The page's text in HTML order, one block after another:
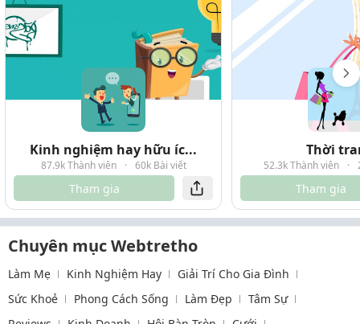
Kinh nghiệm hay hữu íc...
87.9k Thành viên · 60k Bài viết
Tham gia
Thời
52.3k Thành viên ·
Tham gia
Chuyên mục Webtretho
Làm Mẹ Kinh Nghiệm Hay
Giải Trí Cho Gia Đình
Sức Khoẻ
Phong Cách Sống Làm Đẹp
Tâm Sự